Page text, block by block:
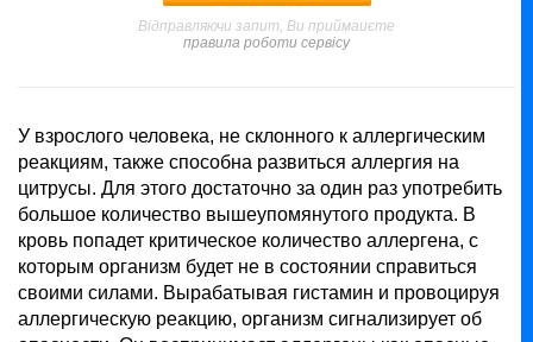
Відправляючи запит, Ви приймаиєте
правила роботи сервісу
У взрослого человека, не склонного к аллергическим
реакциям, также способна развиться аллергия на
цитрусы. Для этого достаточно за один раз употребить
большое количество вышеупомянутого продукта. В
кровь попадет критическое количество аллергена, с
которым организм будет не в состоянии справиться
своими силами. Вырабатывая гистамин и провоцируя
аллергическую реакцию, организм сигнализирует об